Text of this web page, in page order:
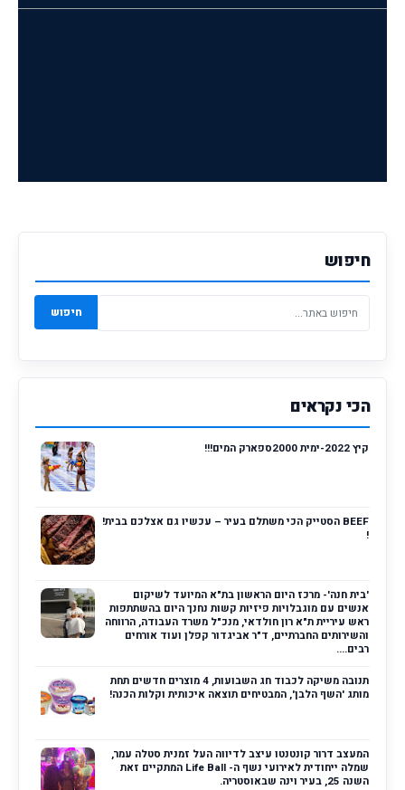
חיפוש
חיפוש
הכי נקראים
קיץ 2022-ימית 2000ספארק המים!!!
BEEF הסטייק הכי משתלם בעיר – עכשיו גם אצלכם בבית!
!
'בית חנה'- מרכז היום הראשון בת"א המיועד לשיקום
אנשים עם מוגבלויות פיזיות קשות נחנך היום בהשתתפות
ראש עיריית ת"א רון חולדאי, מנכ"ל משרד העבודה, הרווחה
והשירותים החברתיים, ד"ר אביגדור קפלן ועוד אורחים
רבים....
תנובה משיקה לכבוד חג השבועות, 4 מוצרים חדשים תחת
מותג 'השף הלבן', המבטיחים תוצאה איכותית וקלות הכנה!
המעצב דרור קונטנטו עיצב לדיווה העל זמנית סטלה עמר,
שמלה ייחודית לאירועי נשף ה- Life Ball המתקיים זאת
השנה 25, בעיר וינה שבאוסטריה.